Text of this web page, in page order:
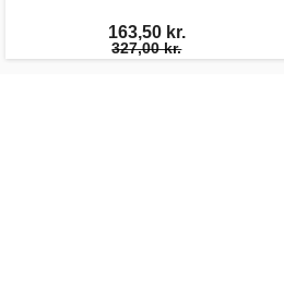
163,50 kr.
327,00 kr.